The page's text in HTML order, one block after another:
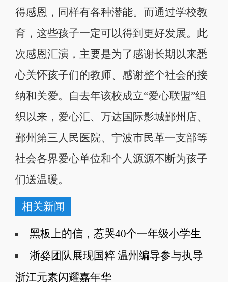
得感恩，同样有各种潜能。而通过学校教
育，这些孩子一定可以得到更好发展。此
次感恩汇演，主要是为了感谢长期以来悉
心关怀孩子们的教师、感谢整个社会的接
纳和关爱。自去年该校成立“爱心联盟”组
织以来，爱心汇、万达国际影城鄞州店、
鄞州第三人民医院、宁波市民革一支部等
社会各界爱心单位和个人源源不断为孩子
们送温暖。
相关新闻
黑板上的信，惹哭40个一年级小学生
浙婺团队展现国粹 温州编导参与执导
浙江元素闪耀嘉年华